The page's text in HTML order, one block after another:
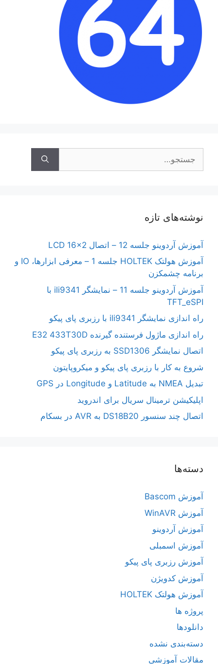
نوشته‌های تازه
آموزش آردوینو جلسه 12 – اتصال LCD 16×2
آموزش هولتک HOLTEK جلسه 1 – معرفی ابزارها، IO و
برنامه چشمکزن
آموزش آردوینو جلسه 11 – نمایشگر ili9341 با
TFT_eSPI
راه اندازی نمایشگر ili9341 با رزبری پای پیکو
راه اندازی ماژول فرستنده گیرنده E32 433T30D
اتصال نمایشگر SSD1306 به رزبری پای پیکو
شروع به کار با رزبری پای پیکو و میکروپایتون
تبدیل NMEA به Latitude و Longitude در GPS
اپلیکیشن ترمینال سریال برای اندروید
اتصال چند سنسور DS18B20 به AVR در بسکام
دسته‌ها
آموزش Bascom
آموزش WinAVR
آموزش آردوینو
آموزش اسمبلی
آموزش رزبری پای پیکو
آموزش کدویژن
آموزش هولتک HOLTEK
پروژه ها
دانلودها
دسته‌بندی نشده
مقالات آموزشی